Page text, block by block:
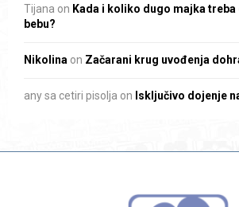
Tijana on Kada i koliko dugo majka
bebu?
Nikolina on Začarani krug uvođenja
any sa cetiri pisolja on Isključivo dojenje